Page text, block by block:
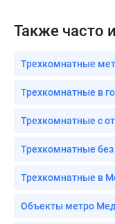
Также часто
Трехкомнатные
Трехкомнатные в
Трехкомнатные с
Трехкомнатные
Трехкомнатные в
Объекты метро